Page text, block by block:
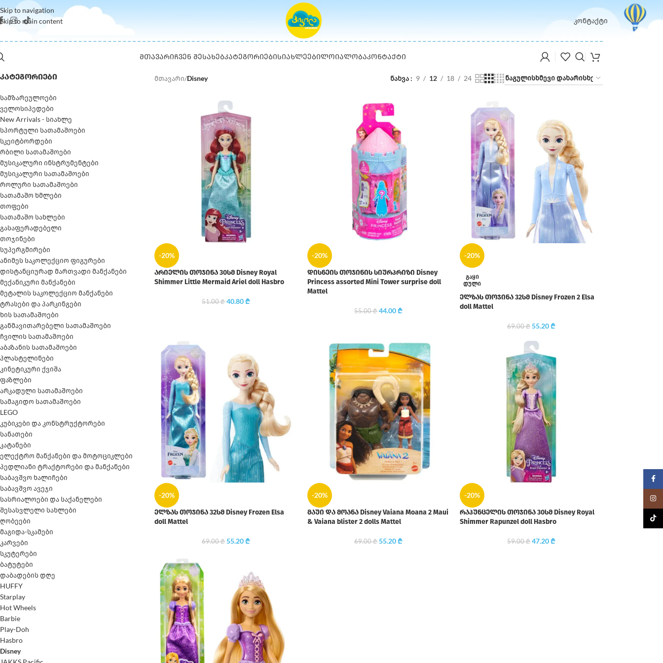
Skip to navigation
Skip to main content
კონტაქტი
ᲛᲗᲐᲕᲐᲠᲘᲩᲕᲔᲜ ᲨᲔᲡᲐᲮᲔᲑᲙᲐᲢᲔᲒᲝᲠᲘᲔᲑᲘᲡᲘᲐᲮᲚᲔᲔᲑᲘᲚᲝᲘᲐᲚᲝᲑᲐᲙᲝᲜᲢᲐᲥᲢᲘ
ᲙᲐᲢᲔᲒᲝᲠᲘᲔᲑᲘ
სამზარეულოები
ველოსიპედები
New Arrivals - სიახლე
სპორტული სათამაშოები
სკეიტბორდები
რბილი სათამაშოები
მუსიკალური ინსტრუმენტები
მუსიკალური სათამაშოები
როლური სათამაშოები
სათამაშო ხმლები
თოფები
სათამაშო სახლები
გასაფერადებელი
თოჯინები
სუპერგმირები
ანიმეს საკოლექციო ფიგურები
დისტანციურად მართვადი მანქანები
მექანიკური მანქანები
მეტალის საკოლექციო მანქანები
ტრასები და პარკინგები
ხის სათამაშოები
განმავითარებელი სათამაშოები
ჩვილის სათამაშოები
აბაზანის სათამაშოები
პლასტელინები
კინეტიკური ქვიშა
ფაზლები
არკადული სათამაშოები
სამაგიდო სათამაშოები
LEGO
კუბიკები და კონსტრუქტორები
სანათები
კატანები
ელექტრო მანქანები და მოტოციკლები
პედლიანი ტრაქტორები და მანქანები
საბავშვო ხალიჩები
საბავშვო ავეჯი
სასრიალოები და საქანელები
შესასვლელი სახლები
ღობეები
მაგიდა-სკამები
კარვები
სკუტერები
ბატუტები
დაბადების დღე
HUFFY
Starplay
Hot Wheels
Barbie
Play-Doh
Hasbro
Disney
მთავარი/Disney ნახვა 9 12 18 24
-20%
არიელის თოჯინა 30სმ Disney Royal
Shimmer Little Mermaid Ariel doll Hasbro
51.00₾ 40.80₾
-20%
დისნეის თოჯინის სიურპრიზი Disney
Princess assorted Mini Tower surprise doll
Mattel
55.00₾ 44.00₾
-20%
ᲒᲐᲧᲘ
ᲓᲣᲚᲘ
ელზას თოჯინა 32სმ Disney Frozen 2 Elsa
doll Mattel
69.00₾ 55.20₾
-20%
ელზას თოჯინა 32სმ Disney Frozen Elsa
doll Mattel
69.00₾ 55.20₾
-20%
მაუი და მოანა Disney Vaiana Moana 2 Maui
& Vaiana blister 2 dolls Mattel
69.00₾ 55.20₾
-20%
რაპუნცელის თოჯინა 30სმ Disney Royal
Shimmer Rapunzel doll Hasbro
59.00₾ 47.20₾